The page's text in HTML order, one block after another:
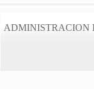
ADMINISTRACION